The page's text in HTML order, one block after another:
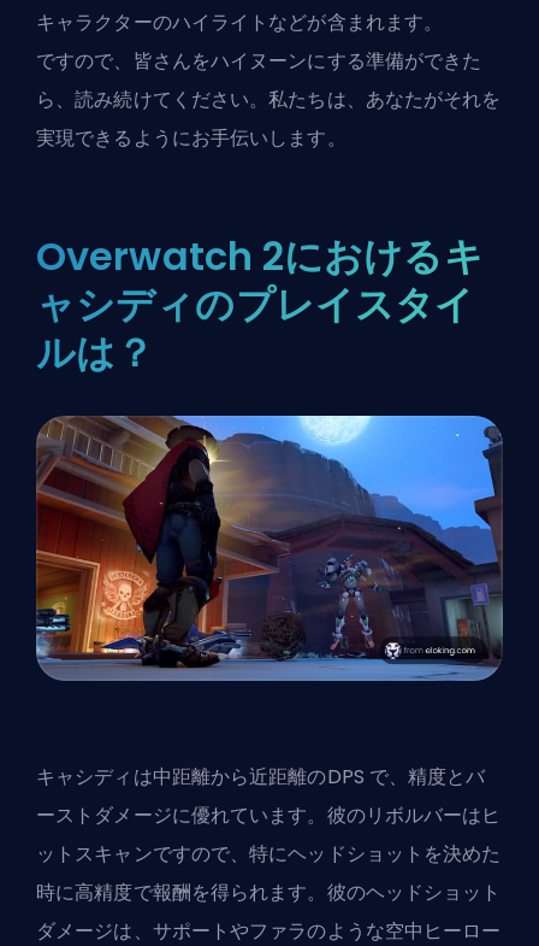
キャラクターのハイライトなどが含まれます。
ですので、皆さんをハイヌーンにする準備ができた
ら、読み続けてください。私たちは、あなたがそれを
実現できるようにお手伝いします。
Overwatch 2におけるキ
ャシディのプレイスタイ
ルは？
キャシディは中距離から近距離のDPS で、精度とバ
ーストダメージに優れています。彼のリボルバーはヒ
ットスキャンですので、特にヘッドショットを決めた
時に高精度で報酬を得られます。彼のヘッドショット
ダメージは、サポートやファラのような空中ヒーロー